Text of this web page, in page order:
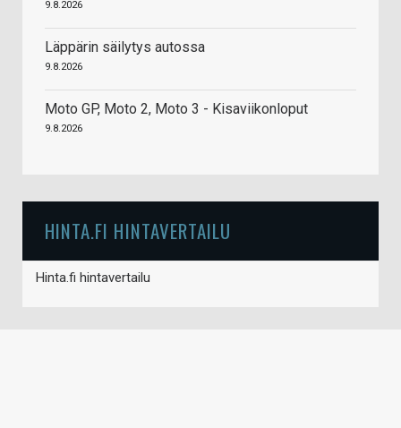
9.8.2026
Läppärin säilytys autossa
9.8.2026
Moto GP, Moto 2, Moto 3 - Kisaviikonloput
9.8.2026
HINTA.FI HINTAVERTAILU
Hinta.fi hintavertailu